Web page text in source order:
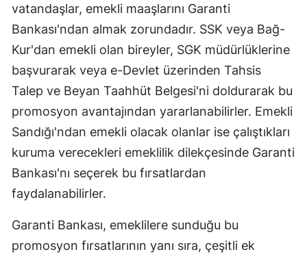
Rize
Sakarya
Samsun
Sinop
vatandaşlar, emekli maaşlarını Garanti
Bankası'ndan almak zorundadır. SSK veya Bağ-
Kur'dan emekli olan bireyler, SGK müdürlüklerine
başvurarak veya e-Devlet üzerinden Tahsis
Talep ve Beyan Taahhüt Belgesi'ni doldurarak bu
promosyon avantajından yararlanabilirler. Emekli
Sandığı'ndan emekli olacak olanlar ise çalıştıkları
kuruma verecekleri emeklilik dilekçesinde Garanti
Bankası'nı seçerek bu fırsatlardan
faydalanabilirler.
Garanti Bankası, emeklilere sunduğu bu
promosyon fırsatlarının yanı sıra, çeşitli ek